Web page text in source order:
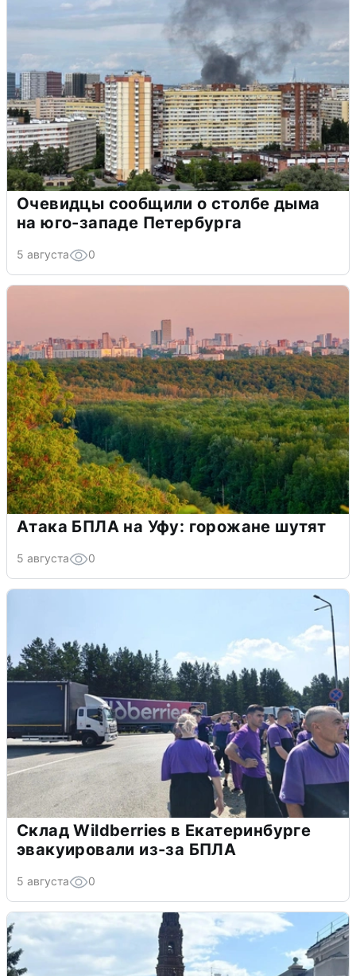
Очевидцы сообщили о столбе дыма
на юго-западе Петербурга
5 августа 0
Атака БПЛА на Уфу: горожане шутят
5 августа 0
Склад Wildberries в Екатеринбурге
эвакуировали из-за БПЛА
5 августа 0